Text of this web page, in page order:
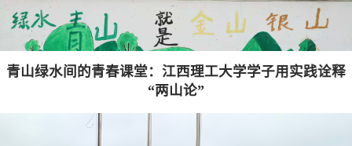
青山绿水间的青春课堂：江西理工大学学子用实践诠释
“两山论”